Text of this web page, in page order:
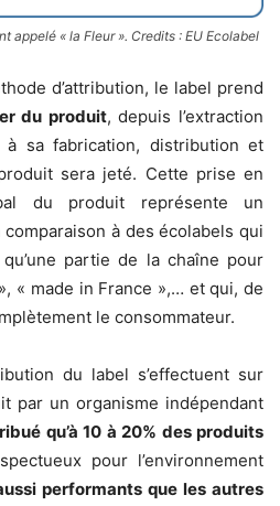
appelé « la Fleur ». Credits : EU Ecolabel
d’attribution, le label prend
du produit, depuis l’extraction
à sa fabrication, distribution et
sera jeté. Cette prise en
du produit représente un
à des écolabels qui
partie de la chaîne pour
« made in France »,… et qui, de
le consommateur.
du label s’effectuent sur
par un organisme indépendant
qu’à 10 à 20% des produits
pour l’environnement
performants que les autres